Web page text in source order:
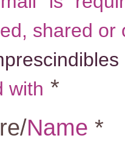
shared or
with *
Name *